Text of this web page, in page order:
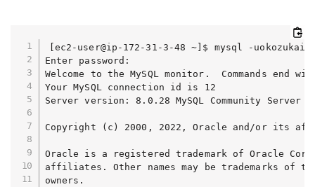
[ec2-user@ip-172-31-3-48 ~]$ mysql -
Enter password:
Welcome to the MySQL monitor.  Commands end
Your MySQL connection id is 12
Server version: 8.0.28 MySQL Community Server -
Copyright (c) 2000, 2022, Oracle and/or its
Oracle is a registered trademark of Oracle
affiliates. Other names may be trademarks of
owners.